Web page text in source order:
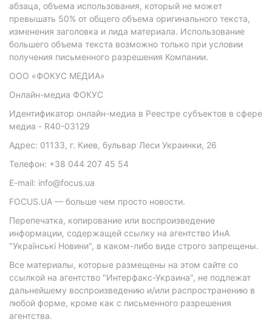
абзаца, объема использования, который не может
превышать 50% от общего объема оригинального текста,
изменения заголовка и лида материала. Использование
большего объема текста возможно только при условии
получения письменного разрешения Компании.
ООО «ФОКУС МЕДИА»
Онлайн-медиа ФОКУС
Идентификатор онлайн-медиа в Реестре субъектов в сфере
медиа - R40-03129
Адрес: 01133, г. Киев, бульвар Леси Украинки, 26
Телефон: +38 044 207 45 54
E-mail: info@focus.ua
FOCUS.UA — больше чем просто новости.
Перепечатка, копирование или воспроизведение
информации, содержащей ссылку на агентство ИнА
"Українські Новини", в каком-либо виде строго запрещены.
Все материалы, которые размещены на этом сайте со
ссылкой на агентство "Интерфакс-Украина", не подлежат
дальнейшему воспроизведению и/или распространению в
любой форме, кроме как с письменного разрешения
агентства.